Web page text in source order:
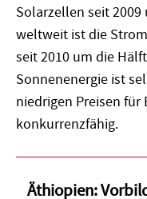
Solarzellen seit
weltweit ist die
seit 2010 um die
Sonnenenergie ist
niedrigen Preisen für
konkurrenzfähig.
Äthiopien: